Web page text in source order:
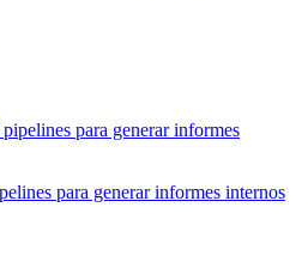
para generar informes internos